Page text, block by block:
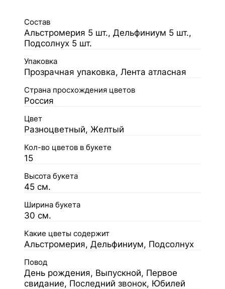
Состав
Альстромерия 5 шт., Дельфиниум 5 шт.,
Подсолнух 5 шт.
Упаковка
Прозрачная упаковка, Лента атласная
Страна просхождения цветов
Россия
Цвет
Разноцветный, Желтый
Кол-во цветов в букете
15
Высота букета
45 см.
Ширина букета
30 см.
Какие цветы содержит
Альстромерия, Дельфиниум, Подсолнух
Повод
День рождения, Выпускной, Первое
свидание, Последний звонок, Юбилей